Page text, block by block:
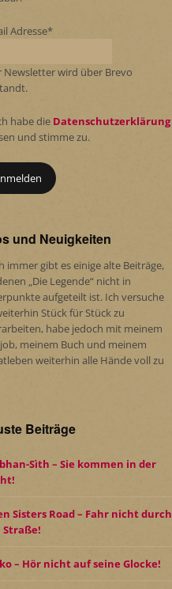
Adresse*
Newsletter wird über Brevo
habe die Datenschutzerklärung
und stimme zu.
und Neuigkeiten
immer gibt es einige alte Beiträge,
„Die Legende“ nicht in
aufgeteilt ist. Ich versuche
Stück für Stück zu
habe jedoch mit meinem
meinem Buch und meinem
weiterhin alle Hände voll zu
Beiträge
Sìth – Sie kommen in der
Sisters Road – Fahr nicht durch
Straße!
– Hör nicht auf seine Glocke!